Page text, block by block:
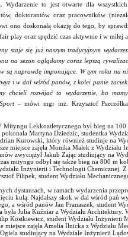
Wydarzenie to jest otwarte dla
doktorantów oraz pracowników
ono doskonałą okazję do tego, by
play oraz spędzić czas aktywnie i w miłej
staje się już naszym tradycyjnym
na sezon oglądamy coraz lepszą
są naprawdę imponujące. W tym roku na
i w dal wśród panów, z kolei panie
chcieli rozwijać to wydarzenie, bo
–mówi mgr inż. Krzysztof
Mityngu Lekkoatletycznego był bieg na
Martyna Dziedzic, studentka
Kurowski, który również studiuje na
miejsce zajęła Monika Małek z Wydziału
zwyciężył Jakub Zając studiujący na
mityngu odbył się także bieg na 800 m
Inżynierii i Technologii Chemicznej.
Filipek, student Wydziału
dystansach, w ramach wydarzenia
kulą. Najdalszy skok w dal wśród pań
a wśród panów Jan Franaszek, student
była Julia Kuźniar z Wydziału Architektury.
Kostkiewicz, student Wydziału Inżynierii
miejsce zajęła Amelia Ilnicka z Wydziału
studiujący na Wydziale Inżynierii